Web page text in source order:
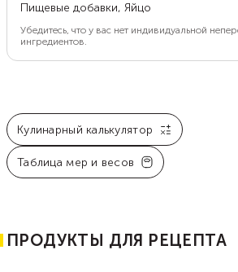
Пищевые добавки, Яйцо
Убедитесь, что у вас нет индивидуальной
ингредиентов.
Кулинарный калькулятор
Таблица мер и весов
ПРОДУКТЫ ДЛЯ РЕЦЕПТА